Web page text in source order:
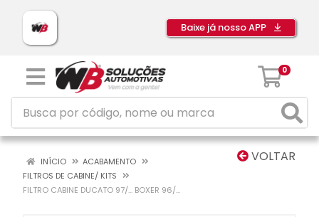
Baixe já nosso APP
0
VOLTAR
INÍCIO
ACABAMENTO
FILTROS DE CABINE/ KITS
FILTRO CABINE DUCATO 97/... BOXER 96/...